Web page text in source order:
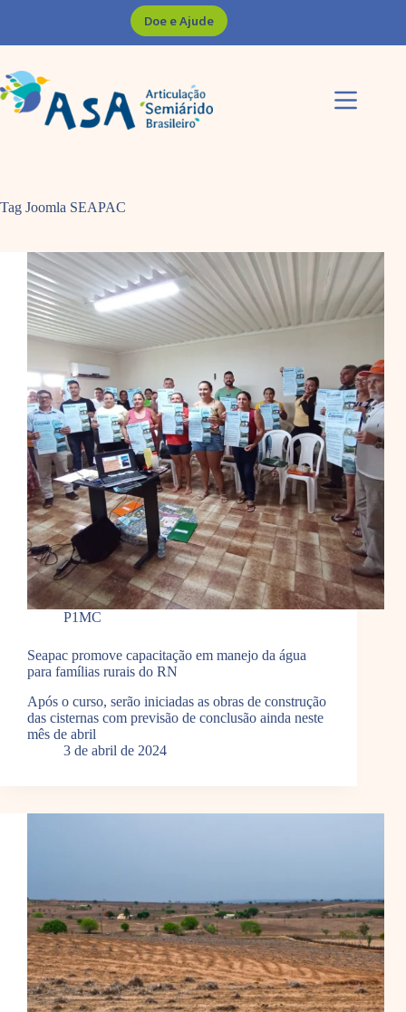
Doe e Ajude
Tag Joomla SEAPAC
P1MC
Seapac promove capacitação em manejo da água
para famílias rurais do RN
Após o curso, serão iniciadas as obras de construção
das cisternas com previsão de conclusão ainda neste
mês de abril
3 de abril de 2024